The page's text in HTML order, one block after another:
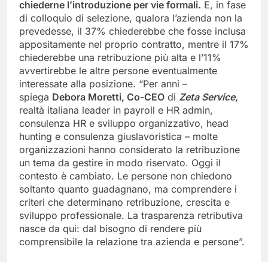
chiederne l’introduzione per vie formali. E, in fase
di colloquio di selezione, qualora l’azienda non la
prevedesse, il 37% chiederebbe che fosse inclusa
appositamente nel proprio contratto, mentre il 17%
chiederebbe una retribuzione più alta e l’11%
avvertirebbe le altre persone eventualmente
interessate alla posizione. “Per anni –
spiega Debora Moretti, Co-CEO di Zeta Service,
realtà italiana leader in payroll e HR admin,
consulenza HR e sviluppo organizzativo, head
hunting e consulenza giuslavoristica – molte
organizzazioni hanno considerato la retribuzione
un tema da gestire in modo riservato. Oggi il
contesto è cambiato. Le persone non chiedono
soltanto quanto guadagnano, ma comprendere i
criteri che determinano retribuzione, crescita e
sviluppo professionale. La trasparenza retributiva
nasce da qui: dal bisogno di rendere più
comprensibile la relazione tra azienda e persone”.